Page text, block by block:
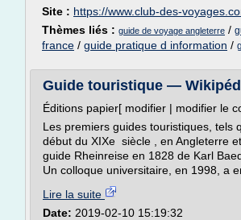
Site : https://www.club-des-
Thèmes liés : guide de voyage angleterre /
france / guide pratique d information /
Guide touristique —
Éditions papier[ modifier | modifier le
Les premiers guides touristiques, tels
début du XIXe siècle , en Angleterre
guide Rheinreise en 1828 de Karl
Un colloque universitaire, en 1998, a
Lire la suite
Date: 2019-02-10 15:19:32